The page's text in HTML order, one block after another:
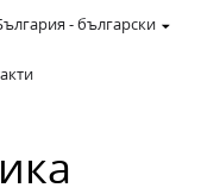
-български